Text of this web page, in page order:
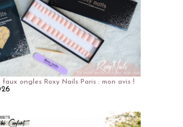
faux ongles Roxy Nails Paris : mon avis !